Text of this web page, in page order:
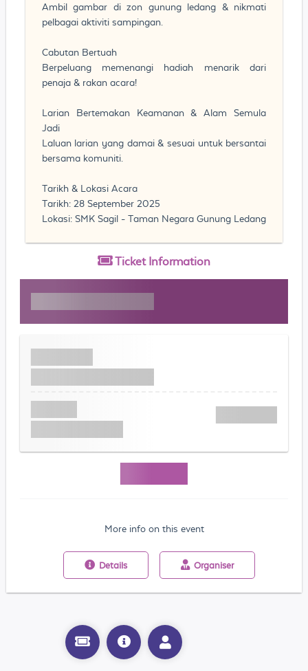
Ambil gambar di zon gunung ledang & nikmati
pelbagai aktiviti sampingan.
Cabutan Bertuah
Berpeluang memenangi hadiah menarik dari
penaja & rakan acara!
Larian Bertemakan Keamanan & Alam Semula
Jadi
Laluan larian yang damai & sesuai untuk bersantai
bersama komuniti.
Tarikh & Lokasi Acara
Tarikh: 28 September 2025
Lokasi: SMK Sagil - Taman Negara Gunung Ledang
Ticket Information
More info on this event
Details Organiser